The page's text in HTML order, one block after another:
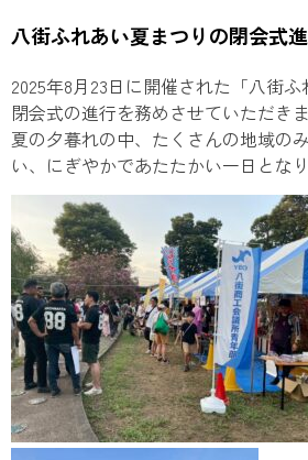
八街ふれあい夏まつりの閉会式
2025年8月23日に開催された「八街ふ
閉会式の進行を務めさせていただきま
夏の夕暮れの中、たくさんの地域の
い、にぎやかであたたかい一日となり